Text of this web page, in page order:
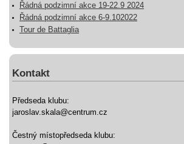
Řádná podzimní akce 19-22.9 2024
Řádná podzimní akce 6-9.102022
Tour de Battaglia
Kontakt
Předseda klubu:
jaroslav.skala@centrum.cz
Čestný místopředseda klubu: